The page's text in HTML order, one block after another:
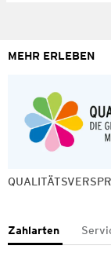
MEHR ERLEBEN
Zahlarten